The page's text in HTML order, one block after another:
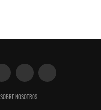
SOBRE NOSOTROS